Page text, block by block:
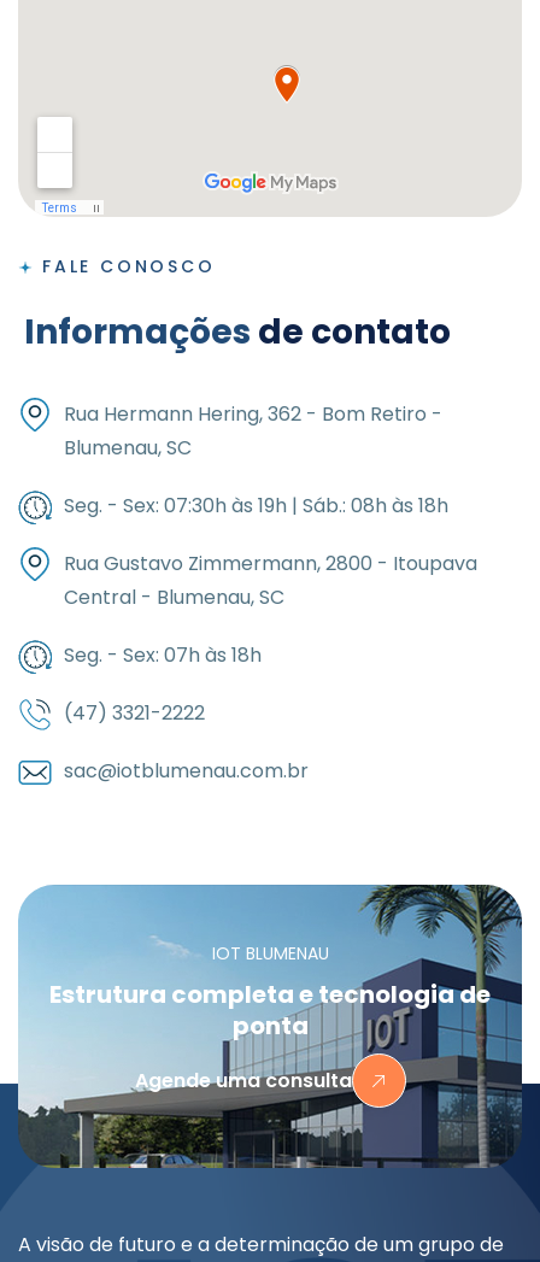
FALE CONOSCO
Informações de contato
Rua Hermann Hering, 362 - Bom Retiro -
Blumenau, SC
Seg. - Sex: 07:30h às 19h | Sáb.: 08h às 18h
Rua Gustavo Zimmermann, 2800 - Itoupava
Central - Blumenau, SC
Seg. - Sex: 07h às 18h
(47) 3321-2222
sac@iotblumenau.com.br
IOT BLUMENAU
Estrutura completa e tecnologia de
ponta
Agende uma consulta
A visão de futuro e a determinação de um grupo de